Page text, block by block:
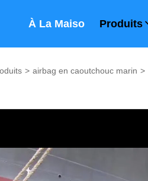
À La Maison Produits
> airbag en caoutchouc marin >